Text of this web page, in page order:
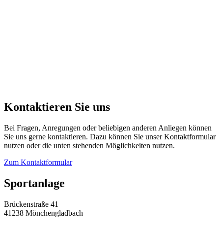
Kontaktieren Sie uns
Bei Fragen, Anregungen oder beliebigen anderen Anliegen können
Sie uns gerne kontaktieren. Dazu können Sie unser Kontaktformular
nutzen oder die unten stehenden Möglichkeiten nutzen.
Zum Kontaktformular
Sportanlage
Brückenstraße 41
41238 Mönchengladbach